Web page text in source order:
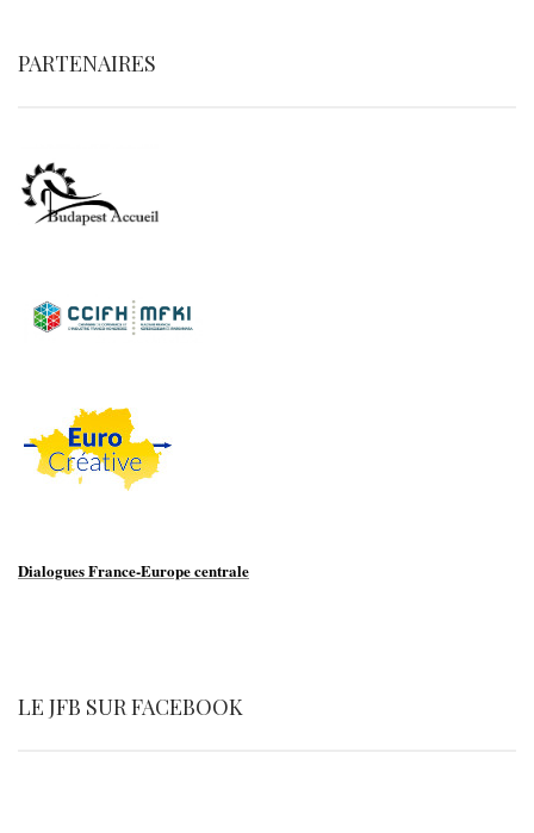
PARTENAIRES
Dialogues France-Europe centrale
LE JFB SUR FACEBOOK